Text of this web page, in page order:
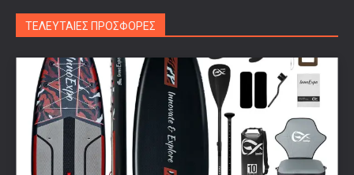
ΤΕΛΕΥΤΑΙΕΣ ΠΡΟΣΦΟΡΕΣ